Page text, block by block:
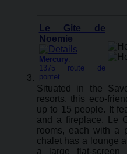
Le Gite de
Noemie
Mercury:
1375 route de
pontet
Situated in the
resorts, this eco-
up to 15 people. It
and a fireplace. Le
rooms, each with a
chalet has a lounge
a large flat-